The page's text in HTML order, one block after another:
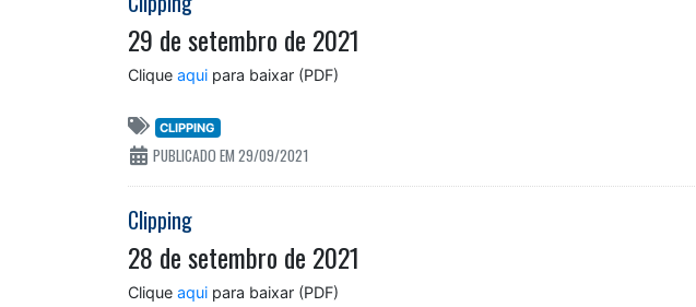
29 de setembro de 2021
Clique aqui para baixar (PDF)
CLIPPING
PUBLICADO EM 29/09/2021
Clipping
28 de setembro de 2021
Clique aqui para baixar (PDF)